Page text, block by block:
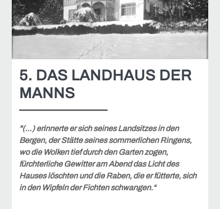
5. DAS LANDHAUS DER
MANNS
"(…) erinnerte er sich seines Landsitzes in den
Bergen, der Stätte seines sommerlichen Ringens,
wo die Wolken tief durch den Garten zogen,
fürchterliche Gewitter am Abend das Licht des
Hauses löschten und die Raben, die er fütterte, sich
in den Wipfeln der Fichten schwangen.“